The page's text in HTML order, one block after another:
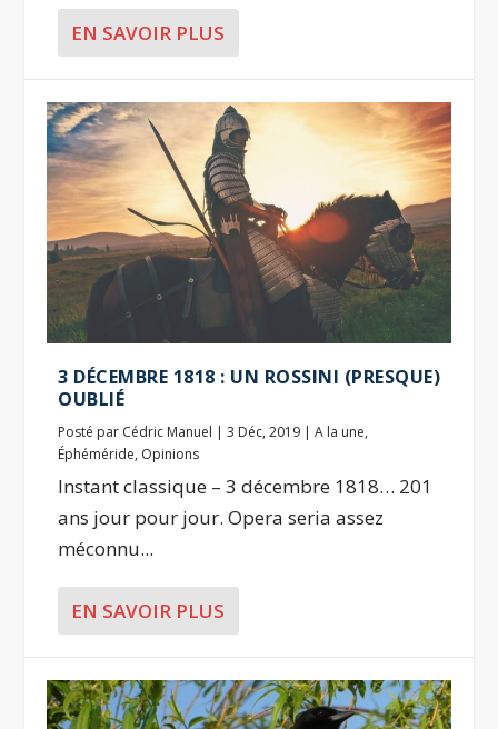
EN SAVOIR PLUS
3 DÉCEMBRE 1818 : UN ROSSINI (PRESQUE)
OUBLIÉ
Posté par Cédric Manuel |3 Déc, 2019 |A la une,
Éphéméride, Opinions
Instant classique – 3 décembre 1818… 201
ans jour pour jour. Opera seria assez
méconnu...
EN SAVOIR PLUS